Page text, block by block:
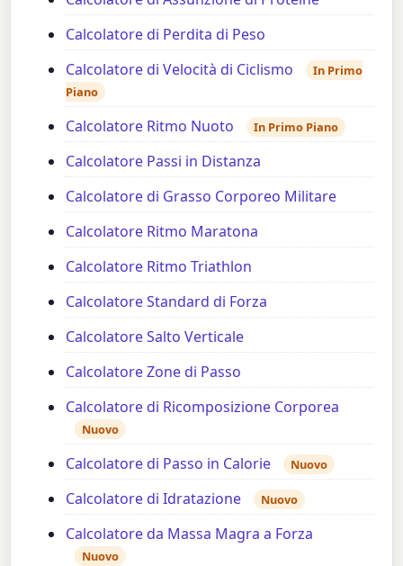
Calcolatore di Perdita di Peso
Calcolatore di Velocità di Ciclismo
In Primo
Piano
Calcolatore Ritmo Nuoto In Primo Piano
Calcolatore Passi in Distanza
Calcolatore di Grasso Corporeo Militare
Calcolatore Ritmo Maratona
Calcolatore Ritmo Triathlon
Calcolatore Standard di Forza
Calcolatore Salto Verticale
Calcolatore Zone di Passo
Calcolatore di Ricomposizione Corporea
Nuovo
Calcolatore di Passo in Calorie Nuovo
Calcolatore di Idratazione Nuovo
Calcolatore da Massa Magra a Forza
Nuovo